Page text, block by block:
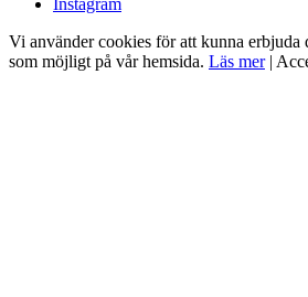
Instagram
Vi använder cookies för att kunna erbjuda
som möjligt på vår hemsida. Läs mer|